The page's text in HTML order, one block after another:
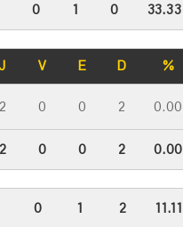
0 1 0 33.33
J V E D %
2 0 0 2 0.00
2 0 0 2 0.00
0 1 2 11.11